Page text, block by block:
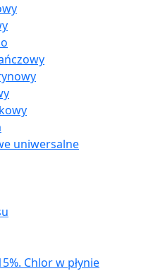
uniwersalne
Chlor w płynie